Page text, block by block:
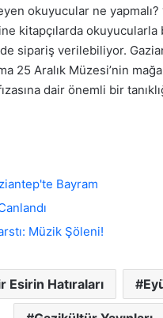
okuyucular ne yapmalı?
kitapçılarda okuyucularla
sipariş verilebiliyor.
25 Aralık Müzesi’nin
dair önemli bir
Bayram
Müzik Şöleni!
Esirin Hatıraları